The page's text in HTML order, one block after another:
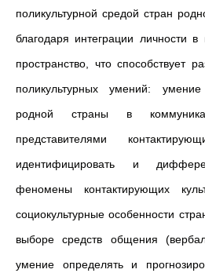
поликультурной средой стран
благодаря интеграции личности в
пространство, что способствует
поликультурных умений: умение
родной страны в
представителями
идентифицировать и
феномены контактирующих
социокультурные особенности
выборе средств общения
умение определять и